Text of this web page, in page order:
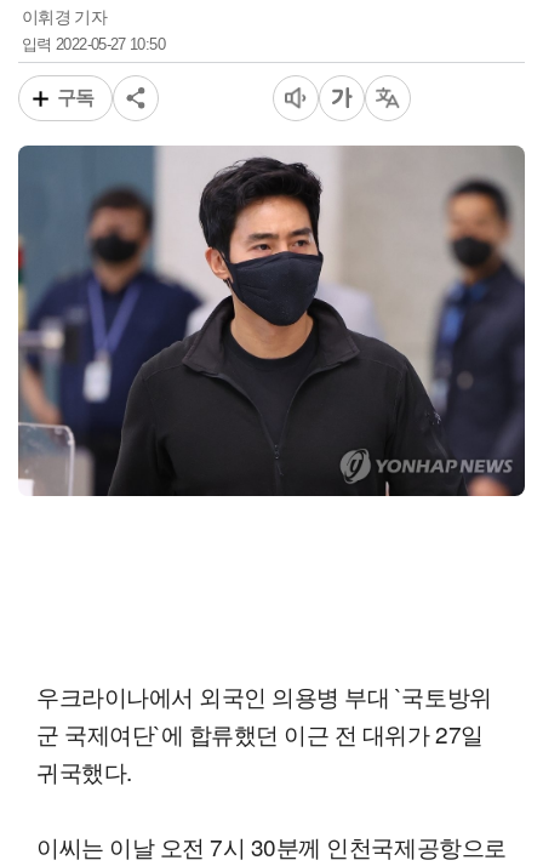
이휘경 기자
입력2022-05-27 10:50
구독
우크라이나에서 외국인 의용병 부대 `국토방위
군 국제여단`에 합류했던 이근 전 대위가 27일
귀국했다.
이씨는 이날 오전 7시 30분께 인천국제공항으로